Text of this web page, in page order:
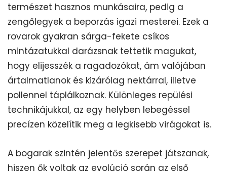
természet hasznos munkásaira, pedig a
zengőlegyek a beporzás igazi mesterei. Ezek a
rovarok gyakran sárga-fekete csíkos
mintázatukkal darázsnak tettetik magukat,
hogy elijesszék a ragadozókat, ám valójában
ártalmatlanok és kizárólag nektárral, illetve
pollennel táplálkoznak. Különleges repülési
technikájukkal, az egy helyben lebegéssel
precízen közelítik meg a legkisebb virágokat is.
A bogarak szintén jelentős szerepet játszanak,
hiszen ők voltak az evolúció során az első